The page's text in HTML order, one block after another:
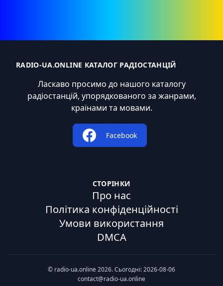
RADIO-UA.ONLINE КАТАЛОГ РАДІОСТАНЦІЙ
Ласкаво просимо до нашого каталогу
радіостанцій, упорядкованого за жанрами,
країнами та мовами.
Facebook
СТОРІНКИ
Про нас
Політика конфіденційності
Умови використання
DMCA
© radio-ua.online 2026. Сьогодні: 2026-08-06
contact@radio-ua.online